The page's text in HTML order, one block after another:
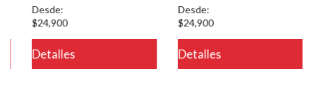
ver.php
Desde:
$24,900
Detalles
Desde:
$24,900
Detalles